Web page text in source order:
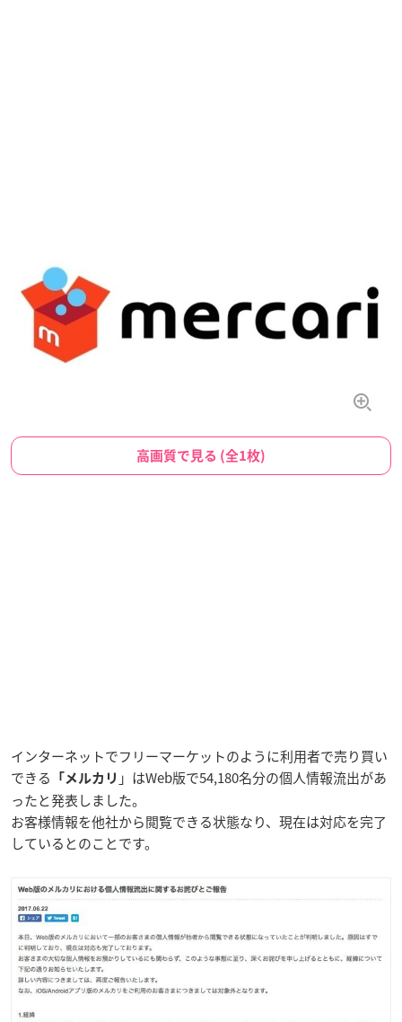
高画質で見る (全1枚)
インターネットでフリーマーケットのように利用者で売り買い
できる
「メルカリ 」はWeb版で54,180名分の個人情報流出があ
ったと発表しました。
お客様情報を他社から閲覧できる状態なり、現在は対応を完了
しているとのことです。